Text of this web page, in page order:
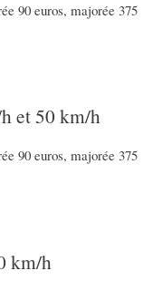
90 euros, majorée 375
et 50 km/h
90 euros, majorée 375
km/h